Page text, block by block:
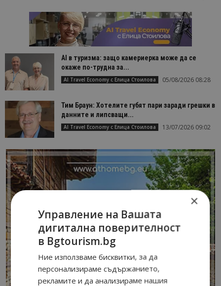
AI в туризма: защо камериерка може да се
окаже по-трудна за...
AI Travel Economy с Елица Стоилова 05/08/2026 08:28
Тим Браун: Хотелите губят пари заради грешки в
данните и липсващи...
AI Travel Economy с Елица Стоилова 13/07/2026 09:02
×
Управление на Вашата
дигитална поверителност
в Bgtourism.bg
Ние използваме бисквитки, за да
персонализираме съдържанието,
рекламите и да анализираме нашия